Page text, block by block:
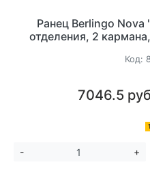
Ранец Berlingo
отделения, 2
Код:
7046.5
- +